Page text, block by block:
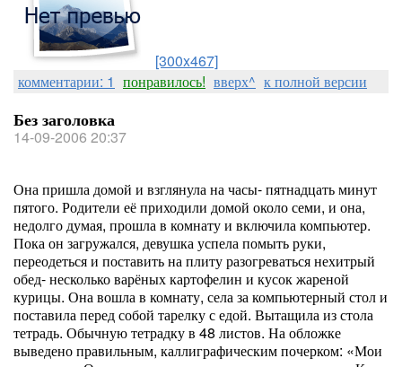
[300x467]
комментарии: 1 понравилось! вверх^ к полной версии
Без заголовка
14-09-2006 20:37
Она пришла домой и взглянула на часы- пятнадцать минут
пятого. Родители её приходили домой около семи, и она,
недолго думая, прошла в комнату и включила компьютер.
Пока он загружался, девушка успела помыть руки,
переодеться и поставить на плиту разогреваться нехитрый
обед- несколько варёных картофелин и кусок жареной
курицы. Она вошла в комнату, села за компьютерный стол и
поставила перед собой тарелку с едой. Вытащила из стола
тетрадь. Обычную тетрадку в 48 листов. На обложке
выведено правильным, каллиграфическим почерком: «Мои